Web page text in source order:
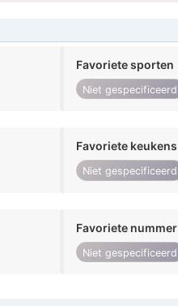
Favoriete sporten
Niet gespecificeerd
Favoriete keukens
Niet gespecificeerd
Favoriete nummer
Niet gespecificeerd